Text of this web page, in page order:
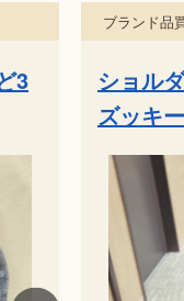
／
ブランド品
FENDI
など3点